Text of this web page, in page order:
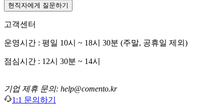
현직자에게 질문하기
고객센터
운영시간 : 평일 10시 ~ 18시 30분 (주말, 공휴일 제외)
점심시간 : 12시 30분 ~ 14시
기업 제휴 문의: help@comento.kr
1:1 문의하기